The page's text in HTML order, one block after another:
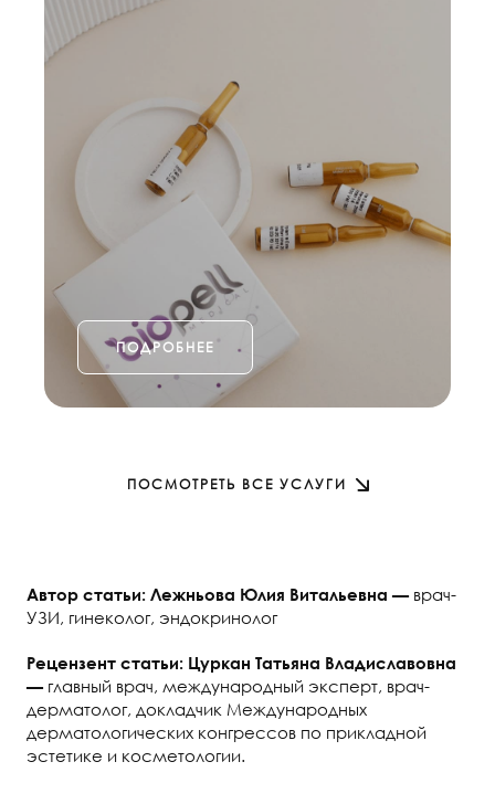
ПОДРОБНЕЕ
ПОСМОТРЕТЬ ВСЕ УСЛУГИ
Автор статьи: Лежньова Юлия Витальевна — врач-
УЗИ, гинеколог, эндокринолог
Рецензент статьи: Цуркан Татьяна Владиславовна
— главный врач, международный эксперт, врач-
дерматолог, докладчик Международных
дерматологических конгрессов по прикладной
эстетике и косметологии.